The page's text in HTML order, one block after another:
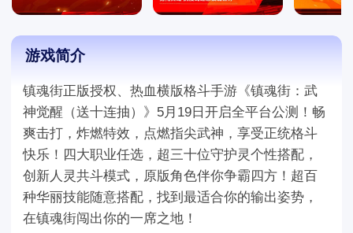
游戏简介
镇魂街正版授权、热血横版格斗手游《镇魂街：武
神觉醒（送十连抽）》5月19日开启全平台公测！畅
爽击打，炸燃特效，点燃指尖武神，享受正统格斗
快乐！四大职业任选，超三十位守护灵个性搭配，
创新人灵共斗模式，原版角色伴你争霸四方！超百
种华丽技能随意搭配，找到最适合你的输出姿势，
在镇魂街闯出你的一席之地！